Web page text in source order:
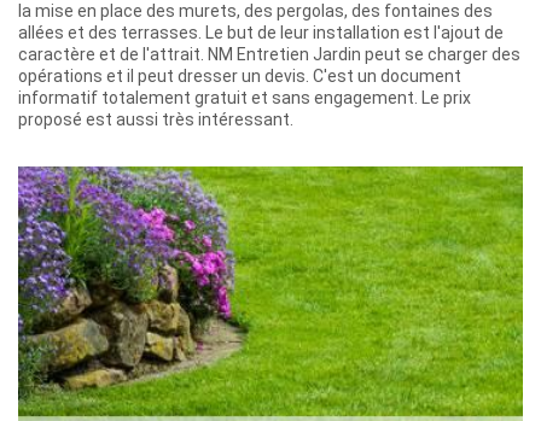
la mise en place des murets, des pergolas, des fontaines des
allées et des terrasses. Le but de leur installation est l'ajout de
caractère et de l'attrait. NM Entretien Jardin peut se charger des
opérations et il peut dresser un devis. C'est un document
informatif totalement gratuit et sans engagement. Le prix
proposé est aussi très intéressant.